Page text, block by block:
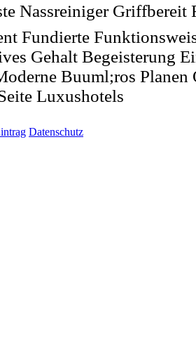
Nassreiniger Griffbereit
Fundierte
Gehalt Begeisterung
Buuml;ros Planen
Luxushotels
Datenschutz